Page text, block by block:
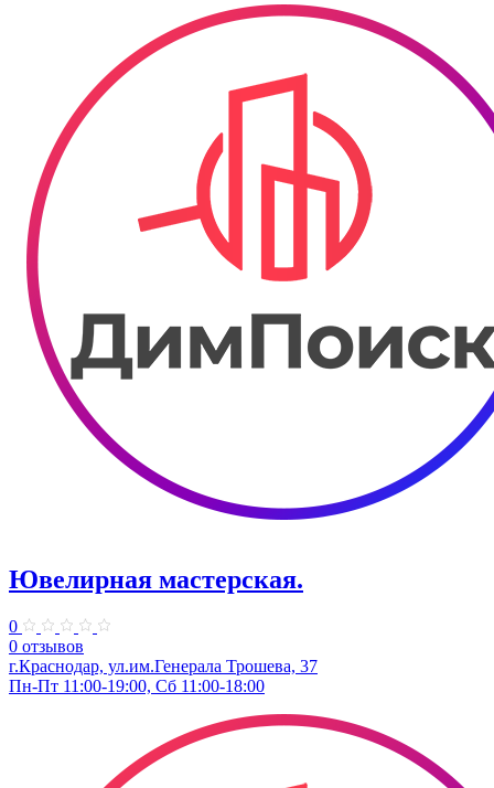
Ювелирная мастерская.
0
0 отзывов
г.Краснодар, ул.​им.Генерала Трошева, 37
Пн-Пт 11:00-19:00, Сб 11:00-18:00